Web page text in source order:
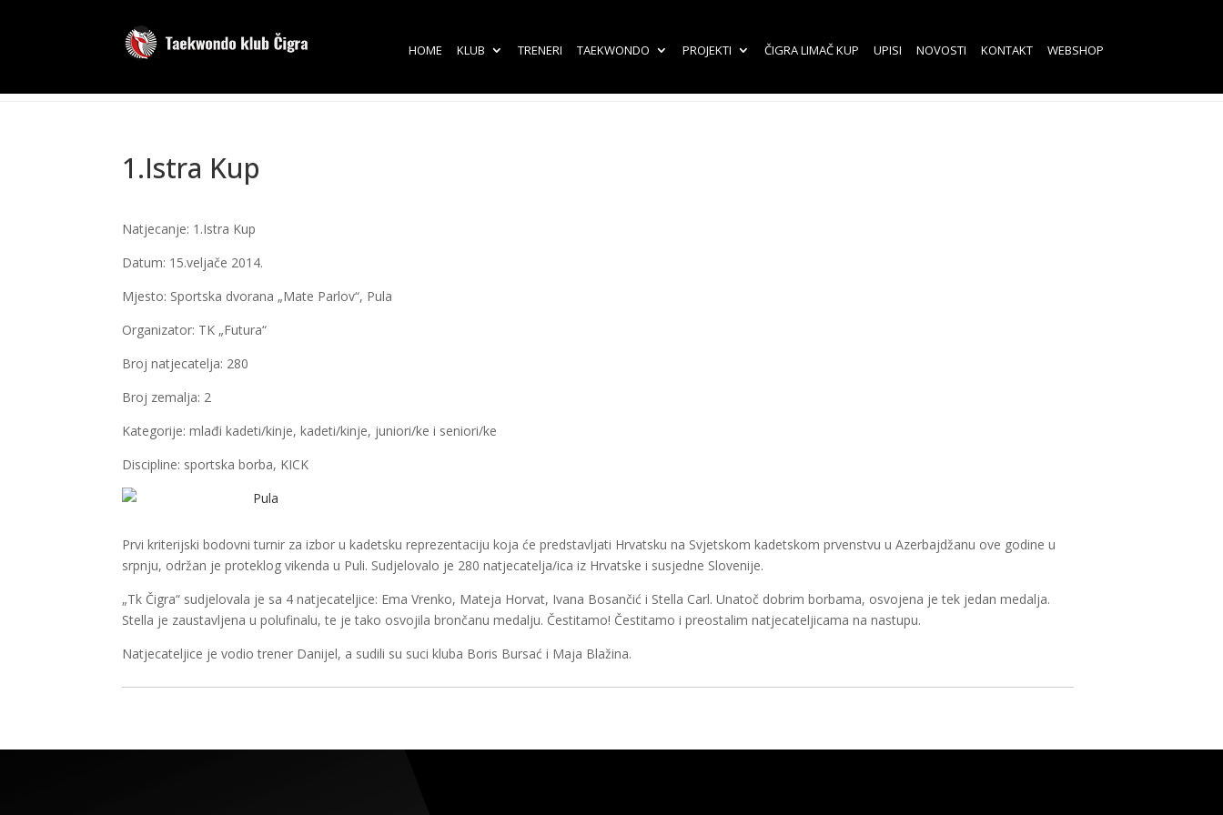
HOME KLUB TRENERI TAEKWONDO PROJEKTI ČIGRA LIMAČ KUP UPISI NOVOSTI KONTAKT WEBSHOP
1.Istra Kup
Natjecanje: 1.Istra Kup
Datum: 15.veljače 2014.
Mjesto: Sportska dvorana „Mate Parlov“, Pula
Organizator: TK „Futura“
Broj natjecatelja: 280
Broj zemalja: 2
Kategorije: mlađi kadeti/kinje, kadeti/kinje, juniori/ke i seniori/ke
Discipline: sportska borba, KICK
Prvi kriterijski bodovni turnir za izbor u kadetsku reprezentaciju koja će predstavljati Hrvatsku na Svjetskom kadetskom prvenstvu u Azerbajdžanu ove godine u
srpnju, održan je proteklog vikenda u Puli. Sudjelovalo je 280 natjecatelja/ica iz Hrvatske i susjedne Slovenije.
„Tk Čigra“ sudjelovala je sa 4 natjecateljice: Ema Vrenko, Mateja Horvat, Ivana Bosančić i Stella Carl. Unatoč dobrim borbama, osvojena je tek jedan medalja.
Stella je zaustavljena u polufinalu, te je tako osvojila brončanu medalju. Čestitamo! Čestitamo i preostalim natjecateljicama na nastupu.
Natjecateljice je vodio trener Danijel, a sudili su suci kluba Boris Bursać i Maja Blažina.